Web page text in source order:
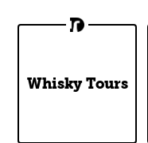
Whisky Tours
Whiskey